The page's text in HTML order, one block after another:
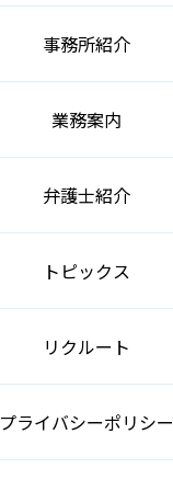
事務所紹介
業務案内
弁護士紹介
トピックス
リクルート
プライバシーポリシー